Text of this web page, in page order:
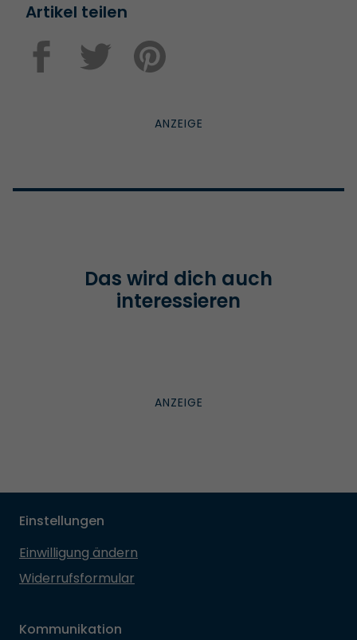
Artikel teilen
Das wird dich auch
interessieren
Einstellungen
Einwilligung ändern
Widerrufsformular
Kommunikation